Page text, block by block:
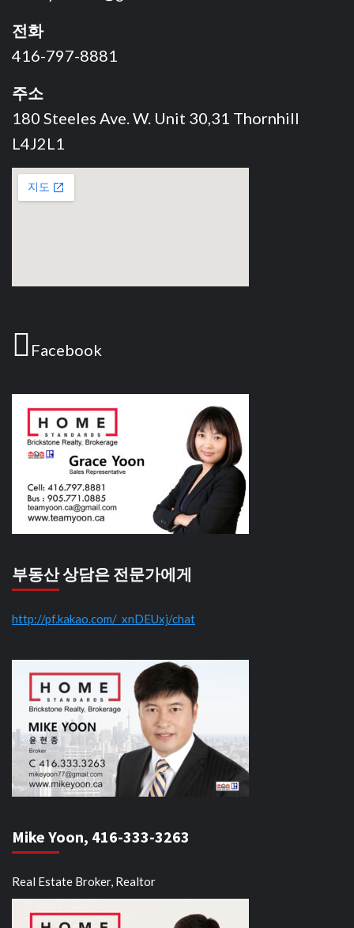
전화
416-797-8881
주소
180 Steeles Ave. W. Unit 30,31 Thornhill
L4J2L1
Facebook
부동산 상담은 전문가에게
http://pf.kakao.com/_xnDEUxj/chat
Mike Yoon, 416-333-3263
Real Estate Broker, Realtor